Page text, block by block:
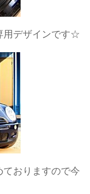
用デザインです☆
ておりますので今